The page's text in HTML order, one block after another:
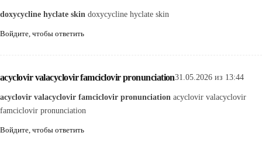
doxycycline hyclate skin doxycycline hyclate skin
Войдите, чтобы ответить
acyclovir valacyclovir famciclovir pronunciation31.05.2026 из 13:44
acyclovir valacyclovir famciclovir pronunciation acyclovir valacyclovir
famciclovir pronunciation
Войдите, чтобы ответить